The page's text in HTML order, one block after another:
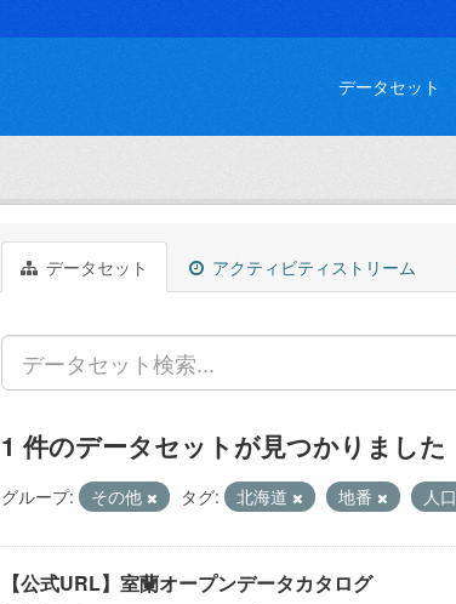
データセット
データセット アクティビティストリーム
1 件のデータセットが見つかりました
グループ: その他 タグ: 北海道 地番 人口
【公式URL】室蘭オープンデータカタログ